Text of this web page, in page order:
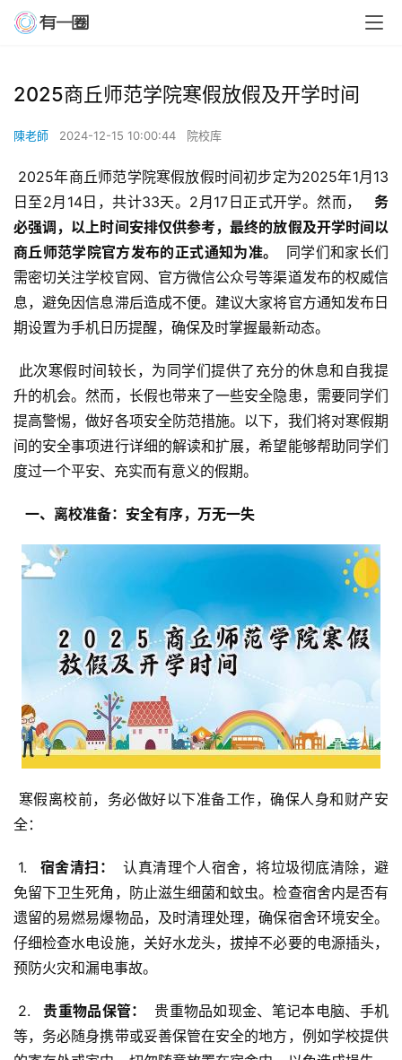
2025商丘师范学院寒假放假及开学时间
陳老師 2024-12-15 10:00:44 院校库
日至2月14日，共计33天。2月17日正式开学。然而，
  务
必强调，以上时间安排仅供参考，最终的放假及开学时间以
商丘师范学院官方发布的正式通知为准。
同学们和家长们
需密切关注学校官网、官方微信公众号等渠道发布的权威信
息，避免因信息滞后造成不便。建议大家将官方通知发布日
期设置为手机日历提醒，确保及时掌握最新动态。
升的机会。然而，长假也带来了一些安全隐患，需要同学们
提高警惕，做好各项安全防范措施。以下，我们将对寒假期
间的安全事项进行详细的解读和扩展，希望能够帮助同学们
度过一个平安、充实而有意义的假期。
  一、离校准备：安全有序，万无一失
全：
1.
  宿舍清扫：
认真清理个人宿舍，将垃圾彻底清除，避
免留下卫生死角，防止滋生细菌和蚊虫。检查宿舍内是否有
遗留的易燃易爆物品，及时清理处理，确保宿舍环境安全。
仔细检查水电设施，关好水龙头，拔掉不必要的电源插头，
预防火灾和漏电事故。
2.
  贵重物品保管：
贵重物品如现金、笔记本电脑、手机
等，务必随身携带或妥善保管在安全的地方，例如学校提供